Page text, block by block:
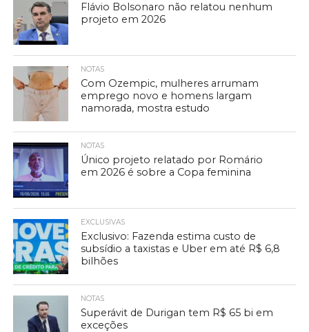
Flávio Bolsonaro não relatou nenhum
projeto em 2026
NOTAS
Com Ozempic, mulheres arrumam
emprego novo e homens largam
namorada, mostra estudo
NOTAS
Único projeto relatado por Romário
em 2026 é sobre a Copa feminina
EXCLUSIVAS
Exclusivo: Fazenda estima custo de
subsídio a taxistas e Uber em até R$ 6,8
bilhões
NOTAS
Superávit de Durigan tem R$ 65 bi em
exceções